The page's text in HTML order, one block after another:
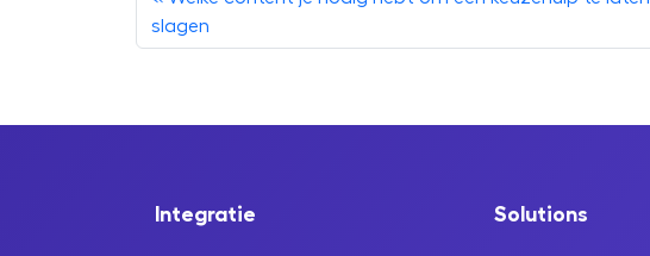
slagen
Integratie Solutions